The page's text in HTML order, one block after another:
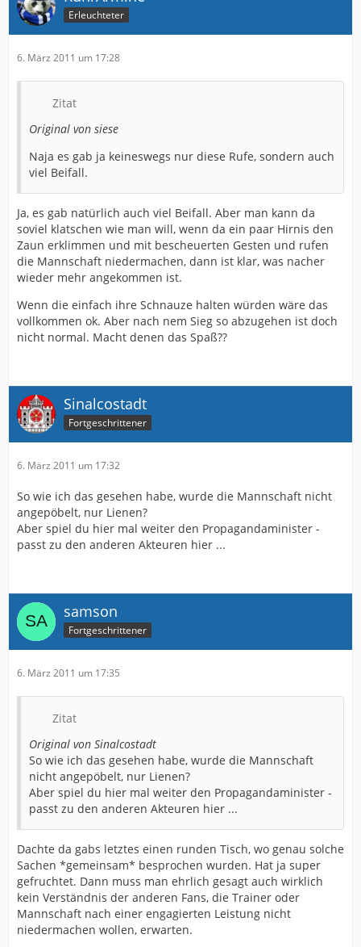
Erleuchteter
6. März 2011 um 17:28
Zitat
Original von siese
Naja es gab ja keineswegs nur diese Rufe, sondern auch
viel Beifall.
Ja, es gab natürlich auch viel Beifall. Aber man kann da
soviel klatschen wie man will, wenn da ein paar Hirnis den
Zaun erklimmen und mit bescheuerten Gesten und rufen
die Mannschaft niedermachen, dann ist klar, was nacher
wieder mehr angekommen ist.
Wenn die einfach ihre Schnauze halten würden wäre das
vollkommen ok. Aber nach nem Sieg so abzugehen ist doch
nicht normal. Macht denen das Spaß??
Sinalcostadt
Fortgeschrittener
6. März 2011 um 17:32
So wie ich das gesehen habe, wurde die Mannschaft nicht
angepöbelt, nur Lienen?
Aber spiel du hier mal weiter den Propagandaminister -
passt zu den anderen Akteuren hier ...
samson
Fortgeschrittener
6. März 2011 um 17:35
Zitat
Original von Sinalcostadt
So wie ich das gesehen habe, wurde die Mannschaft
nicht angepöbelt, nur Lienen?
Aber spiel du hier mal weiter den Propagandaminister -
passt zu den anderen Akteuren hier ...
Dachte da gabs letztes einen runden Tisch, wo genau solche
Sachen *gemeinsam* besprochen wurden. Hat ja super
gefruchtet. Dann muss man ehrlich gesagt auch wirklich
kein Verständnis der anderen Fans, die Trainer oder
Mannschaft nach einer engagierten Leistung nicht
niedermachen wollen, erwarten.